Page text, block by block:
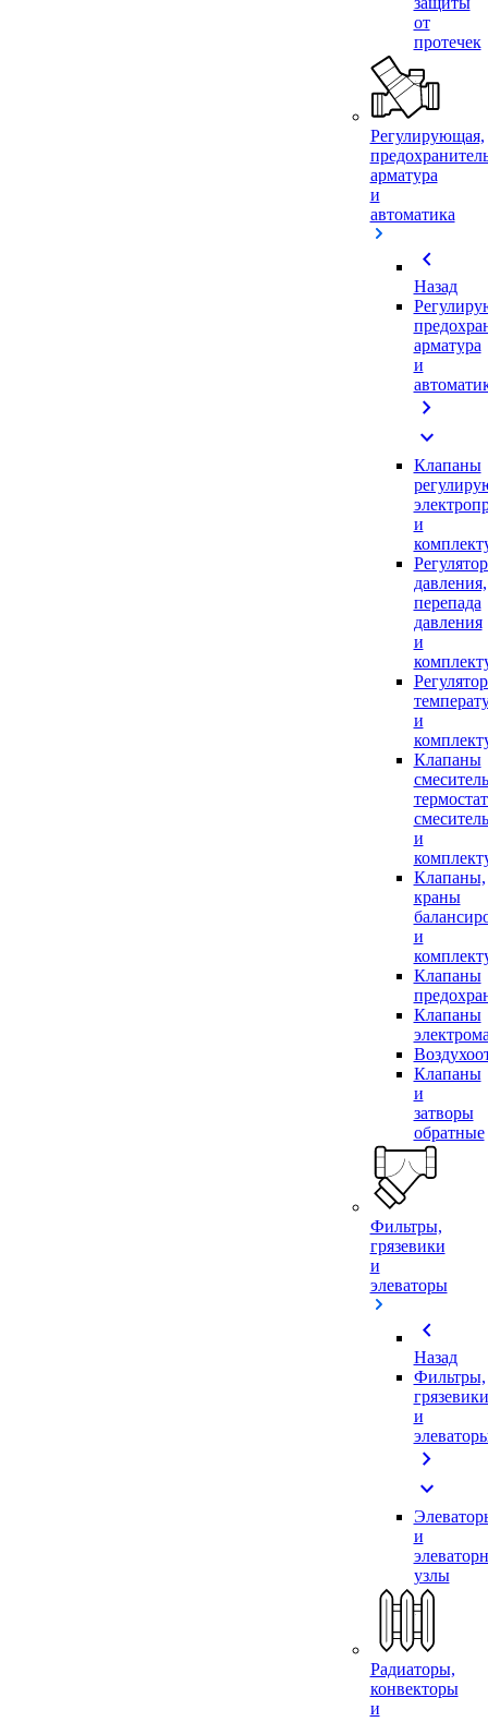
от
протечек
Регулирующая,
арматура
и
автоматика
chevron_left
Назад
арматура
и
chevron_right
expand_more
Клапаны
и
давления,
перепада
давления
и
и
Клапаны
и
Клапаны,
краны
и
Клапаны
Клапаны
Клапаны
и
затворы
обратные
Фильтры,
грязевики
и
элеваторы
chevron_left
Назад
Фильтры,
грязевики
и
chevron_right
expand_more
и
узлы
Радиаторы,
конвекторы
и